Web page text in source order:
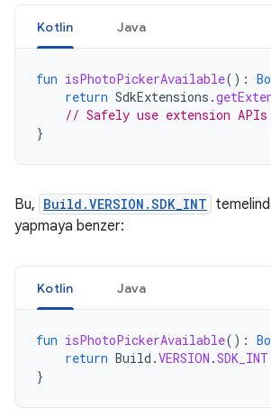
Kotlin Java
fun isPhotoPickerAvailable():
return SdkExtensions .
// Safely use extension
}
Bu, Build.VERSION.SDK_INT
yapmaya benzer:
Kotlin Java
fun isPhotoPickerAvailable():
return Build .VERSION .SDK_INT
}